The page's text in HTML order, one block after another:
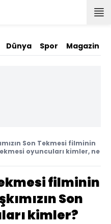
Dünya Spor Magazin
Son Tekmesi filminin
oyuncuları kimler, ne
filminin
Son
kimler?